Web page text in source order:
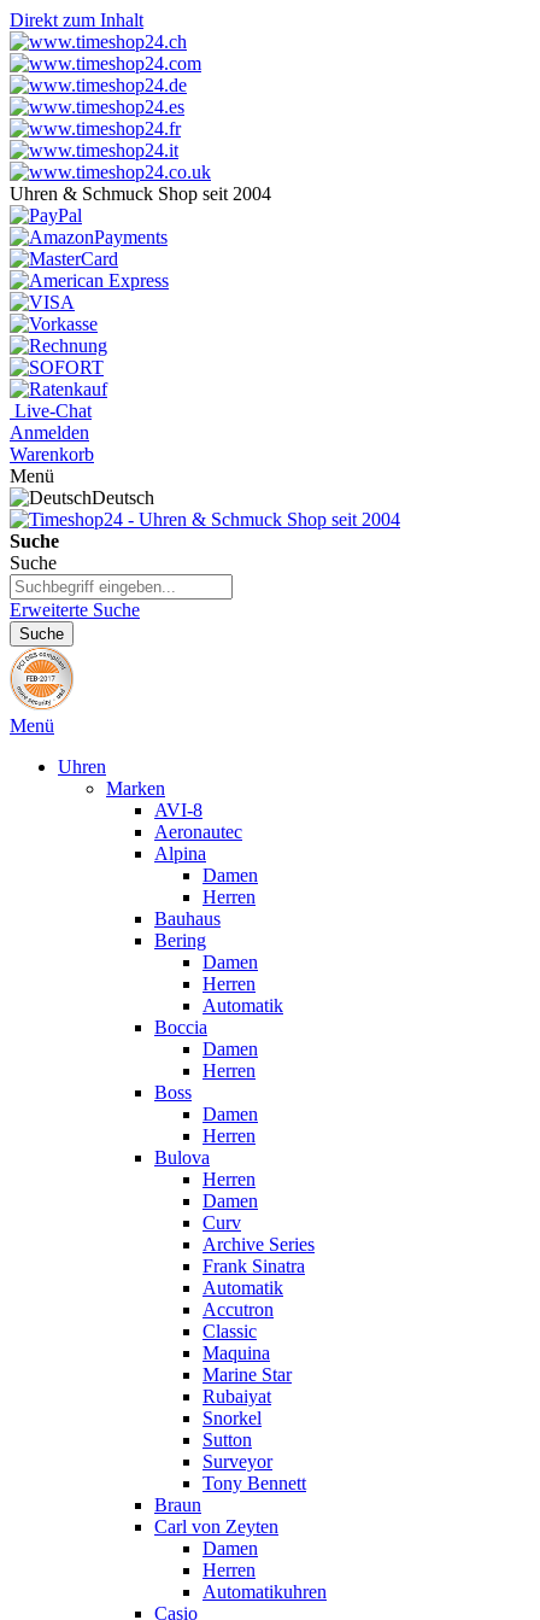
Direkt zum Inhalt
Uhren & Schmuck Shop seit 2004
Live-Chat
Anmelden
Warenkorb
Menü
Deutsch
Suche
Suche
Erweiterte Suche
Suche
Menü
Uhren
Marken
AVI-8
Aeronautec
Alpina
Damen
Herren
Bauhaus
Bering
Damen
Herren
Automatik
Boccia
Damen
Herren
Boss
Damen
Herren
Bulova
Herren
Damen
Curv
Archive Series
Frank Sinatra
Automatik
Accutron
Classic
Maquina
Marine Star
Rubaiyat
Snorkel
Sutton
Surveyor
Tony Bennett
Braun
Carl von Zeyten
Damen
Herren
Automatikuhren
Casio